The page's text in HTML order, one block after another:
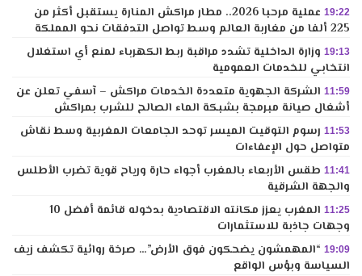
19:22
عملية مرحبا 2026.. مطار مراكش المنارة يستقبل أكثر من
225 ألفا من مغاربة العالم وسط تواصل التدفقات نحو المملكة
19:13 وزارة الداخلية تشدد مراقبة ربط الكهرباء لمنع أي استغلال
انتخابي للخدمات العمومية
11:59 الشركة الجهوية متعددة الخدمات مراكش – آسفي تعلن عن
أشغال صيانة مبرمجة بشبكة الماء الصالح للشرب بمراكش
11:53 رسوم التوقيت الميسر توحد الجامعات المغربية وسط نقاش
متواصل حول الإعفاءات
11:41 طقس الأربعاء بالمغرب أجواء حارة ورياح قوية تضرب الأطلس
والجهة الشرقية
11:25
المغرب يعزز مكانته الاقتصادية بدخوله قائمة أفضل 10
وجهات جاذبة للاستثمارات
19:09 “المهمشون يضحكون فوق الأرض”… صرخة روائية تكشف زيف
السياسة وبؤس الواقع